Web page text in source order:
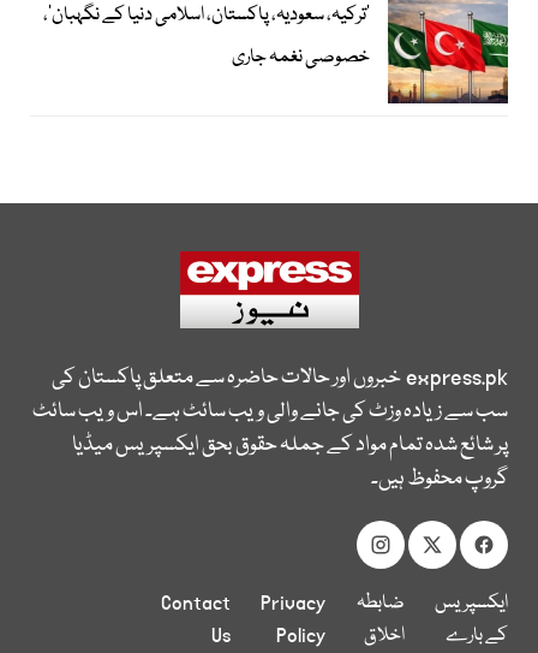
‘ترکیہ، سعودیہ، پاکستان، اسلامی دنیا کے نگہبان’،
خصوصی نغمہ جاری
express.pkخبروں اور حالات حاضرہ سے متعلق پاکستان کی
سب سے زیادہ وزٹ کی جانے والی ویب سائٹ ہے۔ اس ویب سائٹ
پر شائع شدہ تمام مواد کے جملہ حقوق بحق ایکسپریس میڈیا
گروپ محفوظ ہیں۔
ایکسپریس
کے بارے
ضابطہ
اخلاق
Privacy
Policy
Contact
Us